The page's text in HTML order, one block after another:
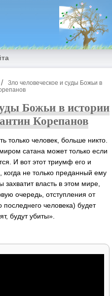
Зло человеческое и суды Божьи в
Божьи в истории
Корепанов
только человек, больше никто.
сатана может только если
И вот этот триумф его и
когда не только преданный ему
власть в этом мире,
очередь, отступления от
последнего человека) будет
будут убиты».